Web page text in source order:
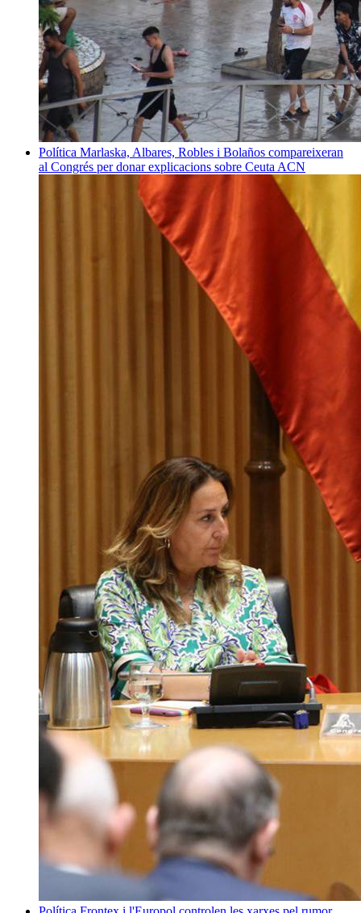
Política Marlaska, Albares, Robles i Bolaños compareixeran
al Congrés per donar explicacions sobre Ceuta ACN